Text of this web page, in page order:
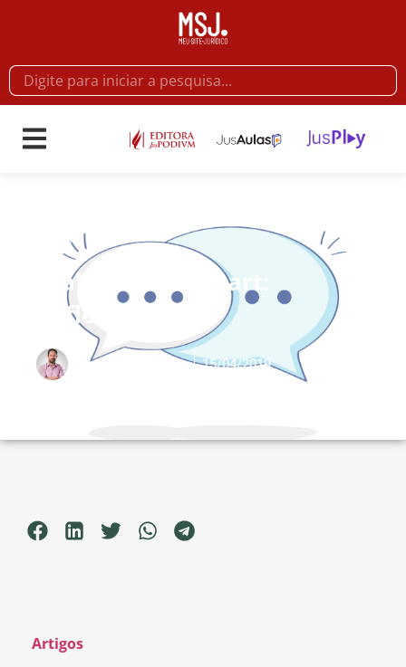
Artigos
Diálogos do Mozart:
Reflexão
PorMozart Borba 15/04/2019
Artigos